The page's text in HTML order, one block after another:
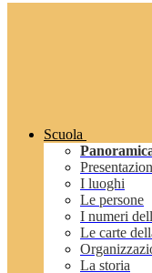
Scuola
I luoghi
Le persone
I numeri
Le carte
La storia